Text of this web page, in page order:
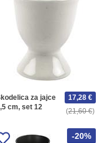
za jajce
cm, set 12
21,60 €
17,28 €
-20%